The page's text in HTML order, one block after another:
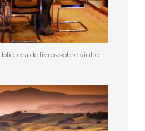
de livros sobre vinho